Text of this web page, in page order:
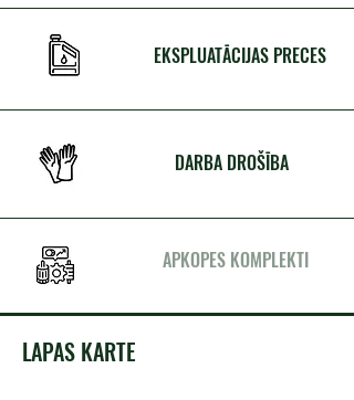
EKSPLUATĀCIJAS PRECES
DARBA DROŠĪBA
APKOPES KOMPLEKTI
LAPAS KARTE